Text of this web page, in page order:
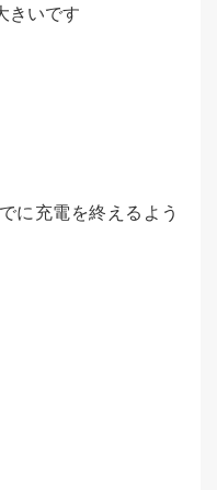
きいです
に充電を終えるよう